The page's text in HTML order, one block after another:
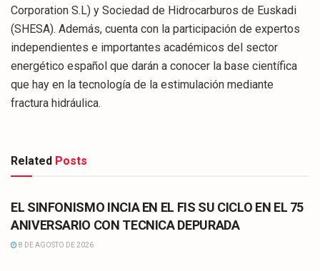
Corporation S.L) y Sociedad de Hidrocarburos de Euskadi
(SHESA). Además, cuenta con la participación de expertos
independientes e importantes académicos del sector
energético español que darán a conocer la base científica
que hay en la tecnología de la estimulación mediante
fractura hidráulica.
Related Posts
CULTURA
EL SINFONISMO INCIA EN EL FIS SU CICLO EN EL 75
ANIVERSARIO CON TECNICA DEPURADA
8 DE AGOSTO DE 2026